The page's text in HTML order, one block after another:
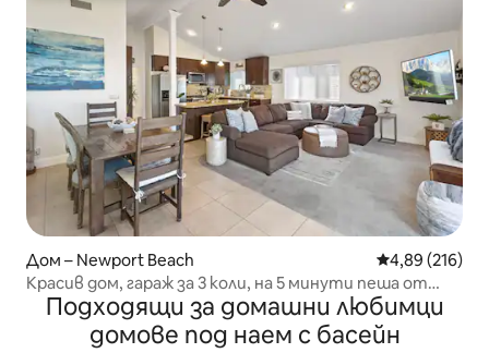
Дом – Newport Beach Средна
4,89 (216)
Красив дом, гараж за 3 коли, на 5 минути пеша от
плажа
Подходящи за домашни любимци
домове под наем с басейн